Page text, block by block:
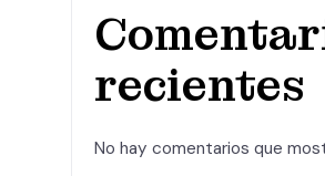
recientes
No hay comentarios que